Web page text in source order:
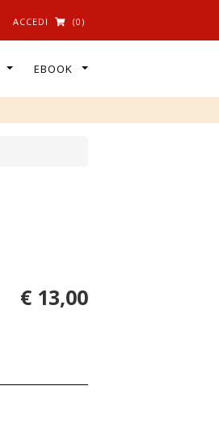
ACCEDI (0)
EBOOK
€ 13,00